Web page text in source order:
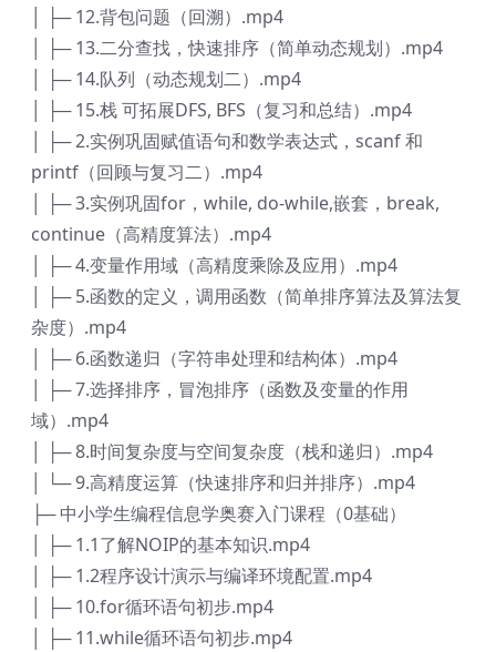
│ ├─ 12.背包问题（回溯）.mp4
│ ├─ 13.二分查找，快速排序（简单动态规划）.mp4
│ ├─ 14.队列（动态规划二）.mp4
│ ├─ 15.栈 可拓展DFS, BFS（复习和总结）.mp4
│ ├─ 2.实例巩固赋值语句和数学表达式，scanf 和
printf（回顾与复习二）.mp4
│ ├─ 3.实例巩固for，while, do-while,嵌套，break,
continue（高精度算法）.mp4
│ ├─ 4.变量作用域（高精度乘除及应用）.mp4
│ ├─ 5.函数的定义，调用函数（简单排序算法及算法复
杂度）.mp4
│ ├─ 6.函数递归（字符串处理和结构体）.mp4
│ ├─ 7.选择排序，冒泡排序（函数及变量的作用
域）.mp4
│ ├─ 8.时间复杂度与空间复杂度（栈和递归）.mp4
│ └─ 9.高精度运算（快速排序和归并排序）.mp4
├─ 中小学生编程信息学奥赛入门课程（0基础）
│ ├─ 1.1了解NOIP的基本知识.mp4
│ ├─ 1.2程序设计演示与编译环境配置.mp4
│ ├─ 10.for循环语句初步.mp4
│ ├─ 11.while循环语句初步.mp4